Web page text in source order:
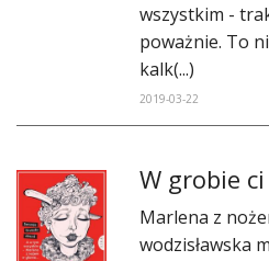
wszystkim -
poważnie. To
kalk(...)
2019-03-22
W grobie
Marlena z
wodzisławska